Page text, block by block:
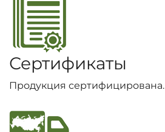
Сертификаты
Продукция сертифицирована.